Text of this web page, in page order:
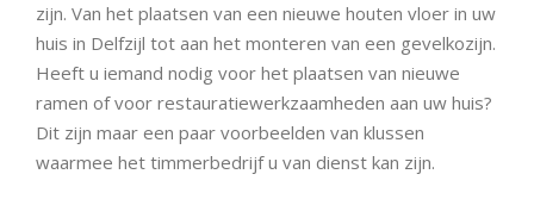
zijn. Van het plaatsen van een nieuwe houten vloer in uw
huis in Delfzijl tot aan het monteren van een gevelkozijn.
Heeft u iemand nodig voor het plaatsen van nieuwe
ramen of voor restauratiewerkzaamheden aan uw huis?
Dit zijn maar een paar voorbeelden van klussen
waarmee het timmerbedrijf u van dienst kan zijn.